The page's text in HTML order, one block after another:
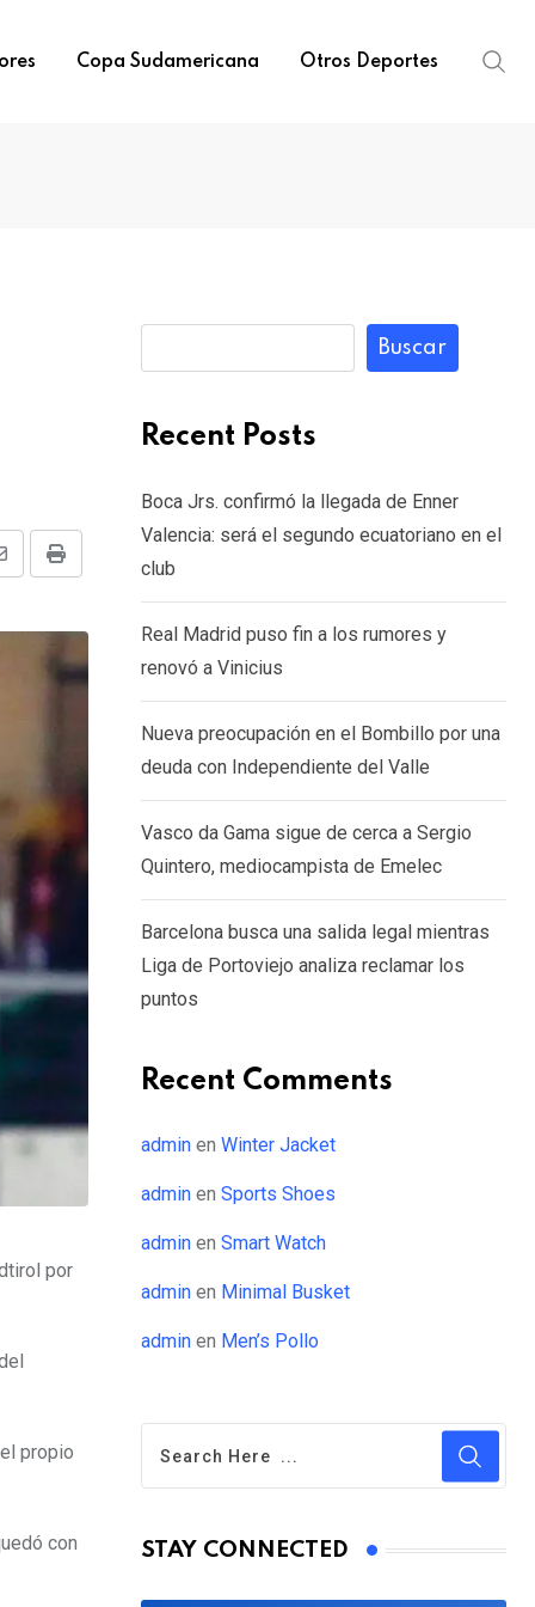
Copa Sudamericana Otros Deportes
Print
por
propio
con
Buscar
Recent Posts
Boca Jrs. confirmó la llegada de Enner
Valencia: será el segundo ecuatoriano en el
club
Real Madrid puso fin a los rumores y
renovó a Vinicius
Nueva preocupación en el Bombillo por una
deuda con Independiente del Valle
Vasco da Gama sigue de cerca a Sergio
Quintero, mediocampista de Emelec
Barcelona busca una salida legal mientras
Liga de Portoviejo analiza reclamar los
puntos
Recent Comments
admin en Winter Jacket
admin en Sports Shoes
admin en Smart Watch
admin en Minimal Busket
admin en Men’s Pollo
STAY CONNECTED